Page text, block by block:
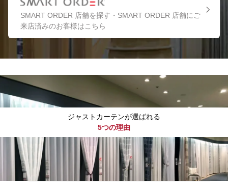
SMART ORDER 店舗を探す・SMART ORDER 店舗にご
来店済みのお客様はこちら
ジャストカーテンが選ばれる
5つの理由